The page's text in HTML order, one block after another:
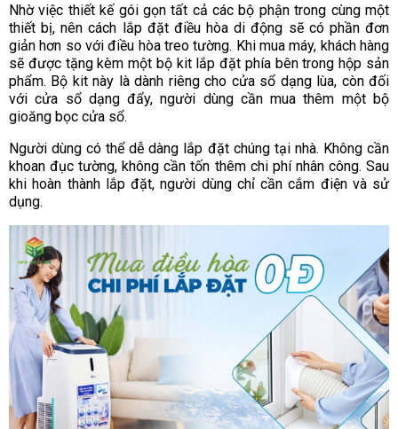
Nhờ việc thiết kế gói gọn tất cả các bộ phận trong cùng một
thiết bị, nên cách lắp đặt điều hòa di động sẽ có phần đơn
giản hơn so với điều hòa treo tường. Khi mua máy, khách hàng
sẽ được tặng kèm một bộ kit lắp đặt phía bên trong hộp sản
phẩm. Bộ kit này là dành riêng cho cửa sổ dạng lùa, còn đối
với cửa sổ dạng đẩy, người dùng cần mua thêm một bộ
gioăng bọc cửa sổ.
Người dùng có thể dễ dàng lắp đặt chúng tại nhà. Không cần
khoan đục tường, không cần tốn thêm chi phí nhân công. Sau
khi hoàn thành lắp đặt, người dùng chỉ cần cắm điện và sử
dụng.